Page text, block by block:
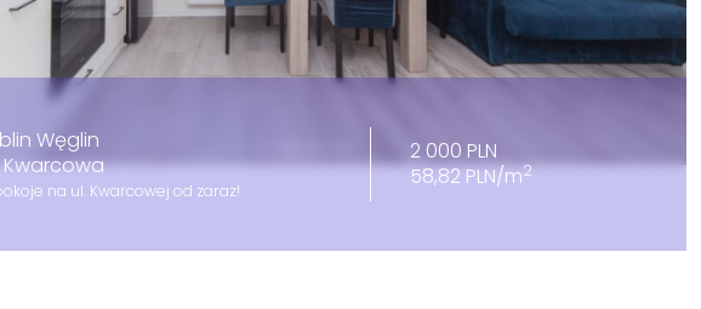
Węglin
Kwarcowa
na ul. Kwarcowej od zaraz!
2 000 PLN
58,82 PLN/m2